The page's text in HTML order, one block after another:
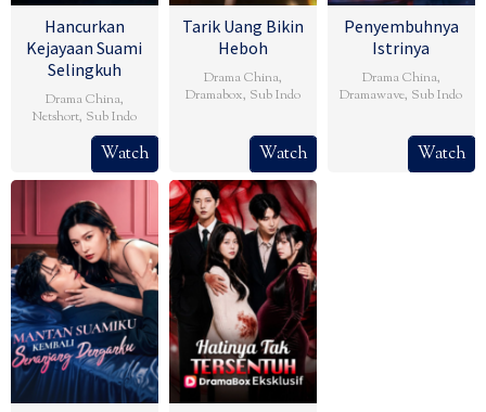
Hancurkan
Kejayaan Suami
Selingkuh
Drama China,
Netshort, Sub Indo
Watch
Tarik Uang Bikin
Heboh
Drama China,
Dramabox, Sub Indo
Watch
Penyembuhnya
Istrinya
Drama China,
Dramawave, Sub Indo
Watch